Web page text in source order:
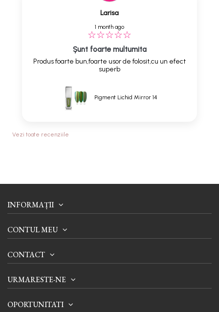
Larisa
1 month ago
Șunt foarte multumita
Produs foarte bun,foarte usor de folosit,cu un efect
superb
Pigment Lichid Mirror 14
Vezi toate recenziile
INFORMAȚII
CONTUL MEU
CONTACT
URMARESTE-NE
OPORTUNITATI